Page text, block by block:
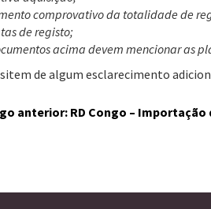
comprovativo da totalidade de
de registo;
acima devem mencionar as
de algum esclarecimento
anterior: RD Congo – Importação